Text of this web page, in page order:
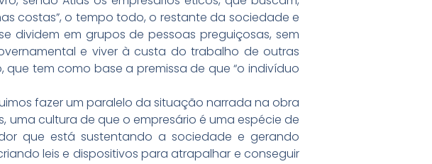
costas”, o tempo todo, o restante da sociedade e
dividem em grupos de pessoas preguiçosas, sem
e viver à custa do trabalho de outras
tem como base a premissa de que “o indivíduo
fazer um paralelo da situação narrada na obra
uma cultura de que o empresário é uma espécie de
que está sustentando a sociedade e gerando
leis e dispositivos para atrapalhar e conseguir